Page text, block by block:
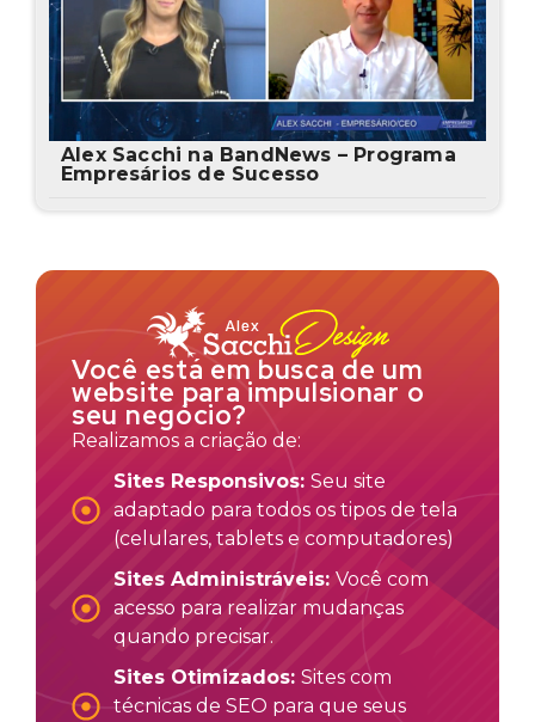
Alex Sacchi na BandNews – Programa
Empresários de Sucesso
Você está em busca de um
website para impulsionar o
seu negócio?
Realizamos a criação de:
Sites Responsivos: Seu site
adaptado para todos os tipos de tela
(celulares, tablets e computadores)
Sites Administráveis: Você com
acesso para realizar mudanças
quando precisar.
Sites Otimizados: Sites com
técnicas de SEO para que seus